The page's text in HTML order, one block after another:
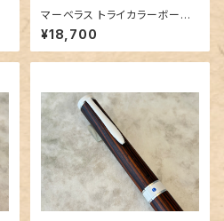
マーベラス トライカラーボール
ペン【キングウッド 】②
¥18,700